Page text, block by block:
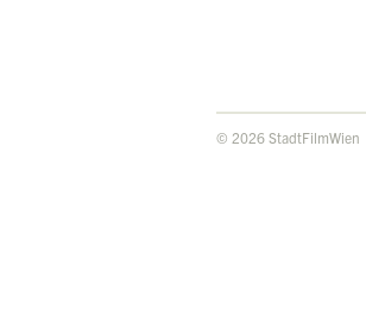
© 2026 StadtFilmWien